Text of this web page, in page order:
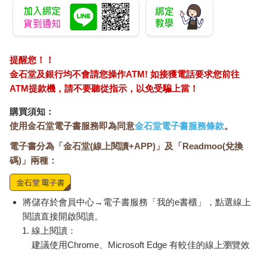
提醒您！！
金石堂及銀行均不會請您操作ATM! 如接獲電話要求您前往
ATM提款機，請不要聽從指示，以免受騙上當！
購買須知：
使用金石堂電子書服務即為同意金石堂電子書服務條款。
電子書分為「金石堂(線上閱讀+APP)」及「Readmoo(兌換
碼)」兩種：
將儲存於會員中心→電子書服務「我的e書櫃」，點選線上
閱讀直接開啟閱讀。
線上閱讀：
建議使用Chrome、Microsoft Edge 有較佳的線上瀏覽效